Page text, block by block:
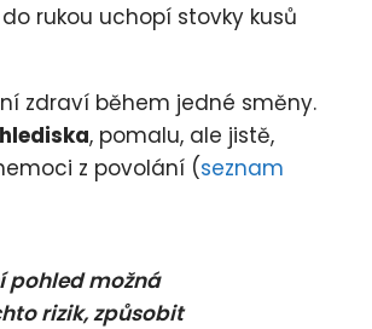
rukou uchopí stovky kusů
zdraví během jedné směny.
, pomalu, ale jistě,
z povolání (seznam
pohled možná
rizik, způsobit